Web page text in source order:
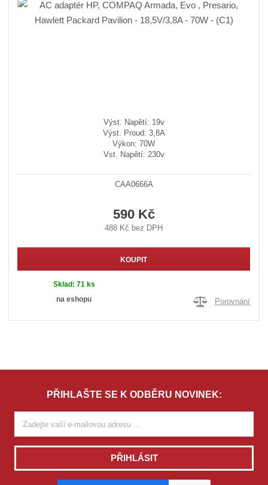
Výst. Napětí: 19v
Výst. Proud: 3,8A
Výkon: 70W
Vst. Napětí: 230v
CAA0666A
590 Kč
488 Kč bez DPH
KOUPIT
Sklad: 71 ks
na eshopu
Porovnání
PŘIHLAŠTE SE K ODBĚRU NOVINEK:
PŘIHLÁSIT